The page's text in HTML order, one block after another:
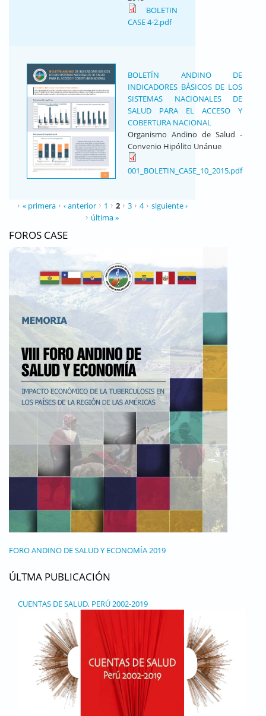
BOLETIN
CASE 4-2.pdf
BOLETÍN ANDINO DE
INDICADORES BÁSICOS DE LOS
SISTEMAS NACIONALES DE
SALUD PARA EL ACCESO Y
COBERTURA NACIONAL
Organismo Andino de Salud -
Convenio Hipólito Unánue
001_BOLETIN_CASE_10_2015.pdf
PÁGINAS
« primera ‹ anterior 1 2 3 4
siguiente ›
última »
FOROS CASE
FORO ANDINO DE SALUD Y ECONOMÍA 2019
ÚLTMA PUBLICACIÓN
CUENTAS DE SALUD, PERÚ 2002-2019